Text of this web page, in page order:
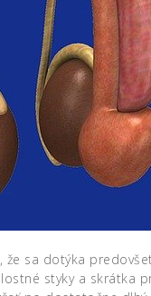
sa dotýka
styky a skrátka